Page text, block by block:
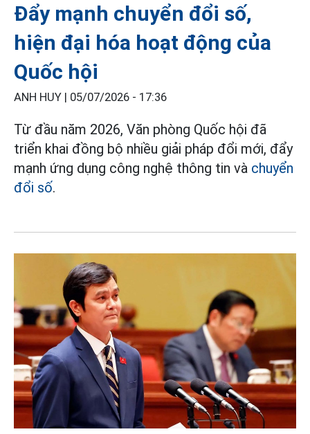
Đẩy mạnh chuyển đổi số,
hiện đại hóa hoạt động của
Quốc hội
ANH HUY | 05/07/2026 - 17:36
Từ đầu năm 2026, Văn phòng Quốc hội đã
triển khai đồng bộ nhiều giải pháp đổi mới, đẩy
mạnh ứng dụng công nghệ thông tin và chuyển
đổi số.